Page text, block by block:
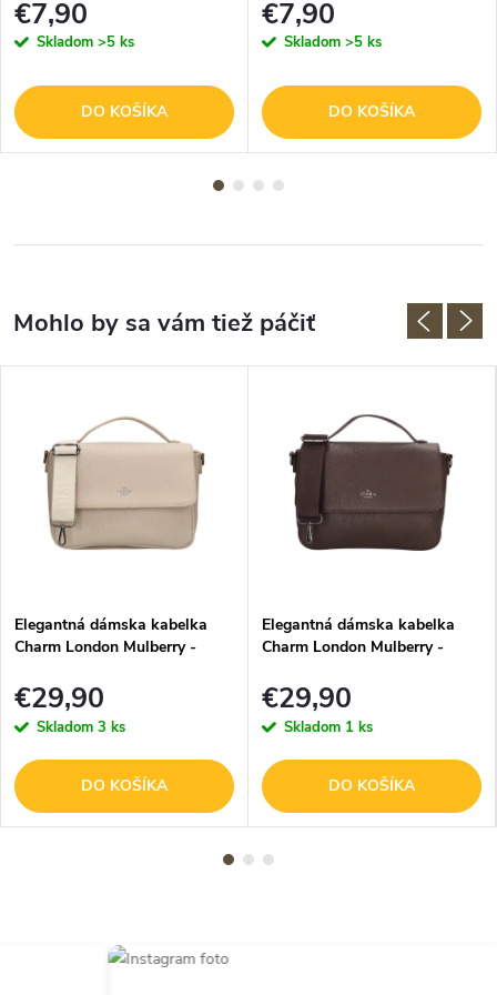
€7,90
Skladom >5 ks
DO KOŠÍKA
€7,90
Skladom >5 ks
DO KOŠÍKA
Elegantná dámska kabelka
Charm London Mulberry -
€29,90
Skladom 3 ks
DO KOŠÍKA
Elegantná dámska kabelka
Charm London Mulberry -
€29,90
Skladom 1 ks
DO KOŠÍKA